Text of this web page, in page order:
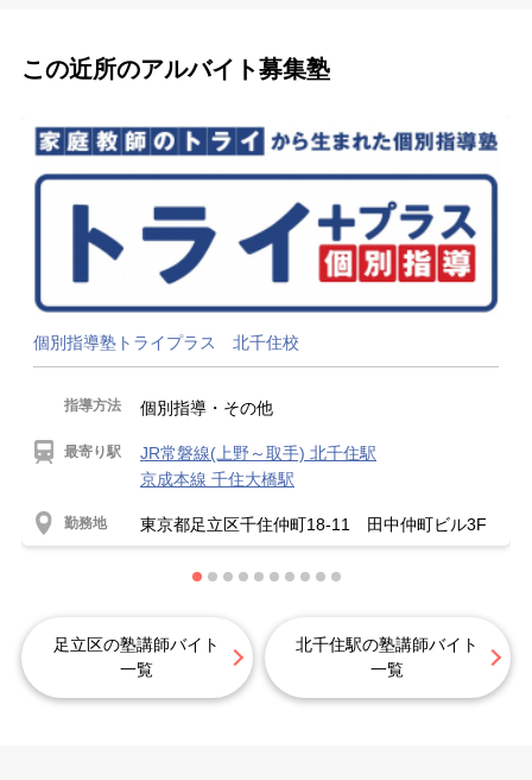
この近所のアルバイト募集塾
個別指導塾トライプラス 北千住校
指導方法 個別指導・その他
最寄り駅
JR常磐線(上野～取手) 北千住駅
京成本線 千住大橋駅
勤務地 東京都足立区千住仲町18-11 田中仲町ビル3F
足立区の塾講師バイト
一覧
北千住駅の塾講師バイト
一覧